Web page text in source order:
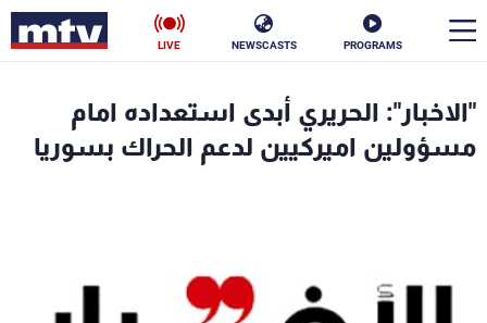
PROGRAMS
NEWSCASTS
LIVE
"الاخبار": الحريري أبدى استعداده امام
مسؤولين اميركيين لدعم الحراك بسوريا
الأخبار
رياضة